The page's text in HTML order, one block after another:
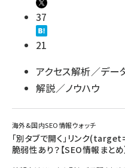
37
21
アクセス解析／デー
解説／ノウハウ
海外&国内SEO情報ウォッチ
「別タブで開く」リンク
脆弱性あり？【SEO情報まとめ